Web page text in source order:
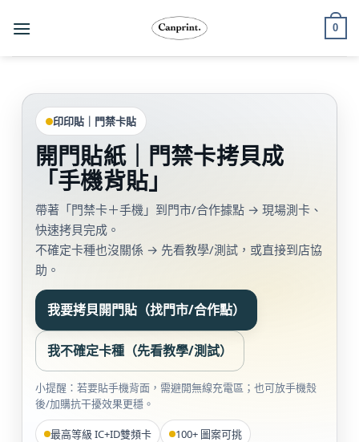
0
印印貼｜門禁卡貼
開門貼紙｜門禁卡拷貝成
「手機背貼」
帶著「門禁卡＋手機」到門市/合作據點 → 現場測卡、
快速拷貝完成。
不確定卡種也沒關係 → 先看教學/測試，或直接到店協
助。
我要拷貝開門貼（找門市/合作點）
我不確定卡種（先看教學/測試）
小提醒：若要貼手機背面，需避開無線充電區；也可放手機殼
後/加購抗干擾效果更穩。
最高等級 IC+ID雙頻卡
100+ 圖案可挑